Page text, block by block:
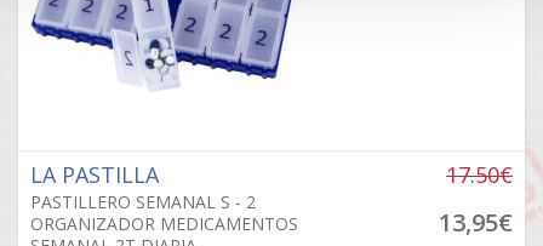
LA PASTILLA
PASTILLERO SEMANAL S - 2
ORGANIZADOR MEDICAMENTOS
17.50€
13,95€